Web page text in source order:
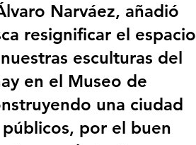
Narváez, añadió
resignificar el espacio
esculturas del
en el Museo de
una ciudad
por el buen